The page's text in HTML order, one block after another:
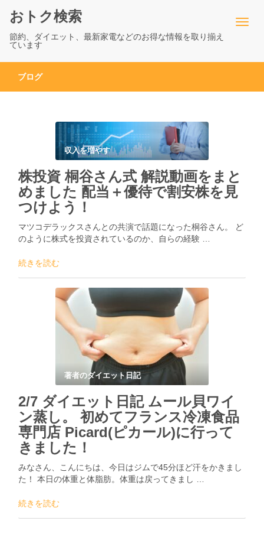
おトク検索
節約、ダイエット、最新家電などのお得な情報を取り揃え
ています
ブログ
収入を増やす
株投資 桐谷さん式 解説動画をまと
めました 配当＋優待で割安株を見
つけよう！
マツコデラックスさんとの共演で話題になった桐谷さん。 ど
のように株式を投資されているのか、自らの経験 …
続きを読む
著者のダイエット日記
2/7 ダイエット日記 ムール貝ワイ
ン蒸し。 初めてフランス冷凍食品
専門店 Picard(ピカール)に行って
きました！
みなさん、こんにちは、今日はジムで45分ほど汗をかきまし
た！ 本日の体重と体脂肪。体重は戻ってきまし …
続きを読む